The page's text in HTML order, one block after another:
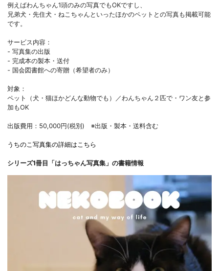
例えばわんちゃん1頭のみの写真でもOKですし、
兄弟犬・先住犬・ねこちゃんといったほかのペットとの写真も掲載可能
です。
サービス内容：
- 写真集の出版
- 完成本の製本・送付
- 国会図書館への寄贈（希望者のみ）
対象：
ペット（犬・猫ほかどんな動物でも）／わんちゃん２匹で・ワン友と参
加もOK
出版費用：50,000円(税別) ※出版・製本・送料含む
うちのこ写真集の詳細はこちら
シリーズ1冊目「はっちゃん写真集」の書籍情報